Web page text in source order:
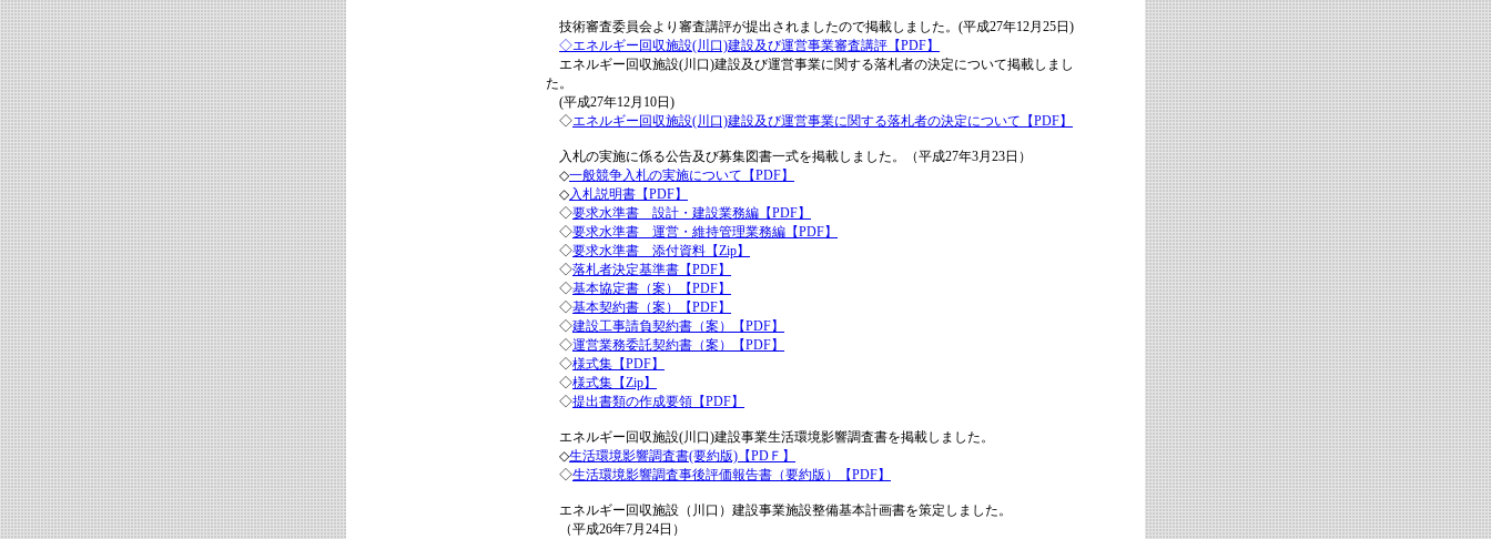
技術審査委員会より審査講評が提出されましたので掲載しました。(平成27年12月25日)
◇エネルギー回収施設(川口)建設及び運営事業審査講評【PDF】
エネルギー回収施設(川口)建設及び運営事業に関する落札者の決定について掲載しまし
た。
(平成27年12月10日)
◇エネルギー回収施設(川口)建設及び運営事業に関する落札者の決定について【PDF】
入札の実施に係る公告及び募集図書一式を掲載しました。（平成27年3月23日）
◇一般競争入札の実施について【PDF】
◇入札説明書【PDF】
◇要求水準書 設計・建設業務編【PDF】
◇要求水準書 運営・維持管理業務編【PDF】
◇要求水準書 添付資料【Zip】
◇落札者決定基準書【PDF】
◇基本協定書（案）【PDF】
◇基本契約書（案）【PDF】
◇建設工事請負契約書（案）【PDF】
◇運営業務委託契約書（案）【PDF】
◇様式集【PDF】
◇様式集【Zip】
◇提出書類の作成要領【PDF】
エネルギー回収施設(川口)建設事業生活環境影響調査書を掲載しました。
◇生活環境影響調査書(要約版)【PDＦ】
◇生活環境影響調査事後評価報告書（要約版）【PDF】
エネルギー回収施設（川口）建設事業施設整備基本計画書を策定しました。
（平成26年7月24日）